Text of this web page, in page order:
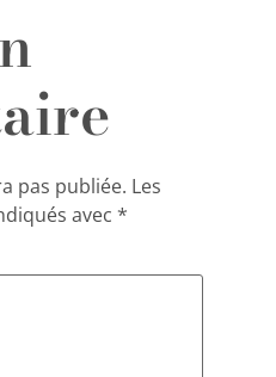
pas publiée. Les
avec*